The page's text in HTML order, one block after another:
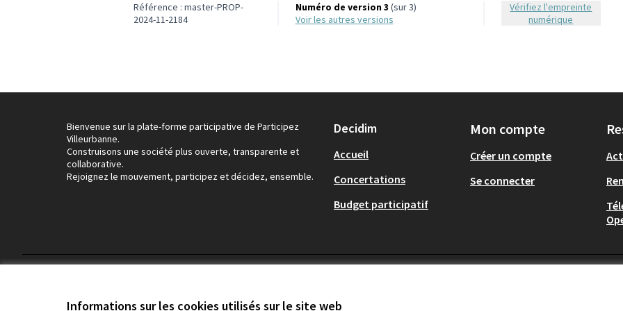
Informations sur les cookies utilisés sur le site web
Référence : master-PROP-
2024-11-2184
Numéro de version 3 (sur 3)
voir les autres versions
Vérifiez l'empreinte
numérique
Bienvenue sur la plate-forme participative de Participez
Villeurbanne.
Construisons une société plus ouverte, transparente et
collaborative.
Rejoignez le mouvement, participez et décidez, ensemble.
Decidim
Accueil
Concertations
Budget participatif
Mon compte
Créer un compte
Se connecter